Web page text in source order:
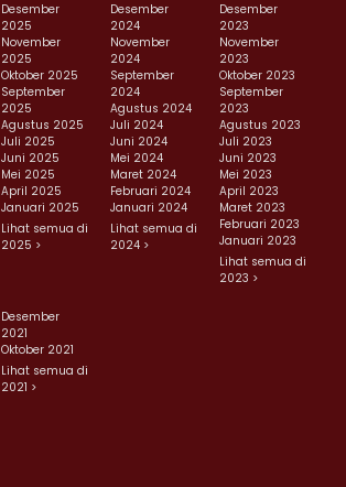
Desember
2025
November
2025
Oktober 2025
September
2025
Agustus 2025
Juli 2025
Juni 2025
Mei 2025
April 2025
Januari 2025
Lihat semua di
2025 >
Desember
2024
November
2024
September
2024
Agustus 2024
Juli 2024
Juni 2024
Mei 2024
Maret 2024
Februari 2024
Januari 2024
Lihat semua di
2024 >
Desember
2023
November
2023
Oktober 2023
September
2023
Agustus 2023
Juli 2023
Juni 2023
Mei 2023
April 2023
Maret 2023
Februari 2023
Januari 2023
Lihat semua di
2023 >
Desember
2021
Oktober 2021
Lihat semua di
2021 >